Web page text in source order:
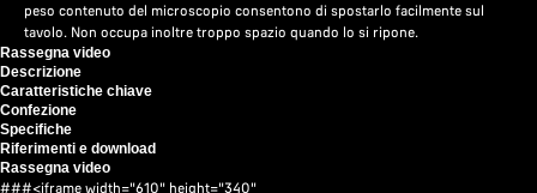
peso contenuto del microscopio consentono di spostarlo facilmente sul
tavolo. Non occupa inoltre troppo spazio quando lo si ripone.
Rassegna video
Descrizione
Caratteristiche chiave
Confezione
Specifiche
Riferimenti e download
Rassegna video
###<iframe width="610" height="340"